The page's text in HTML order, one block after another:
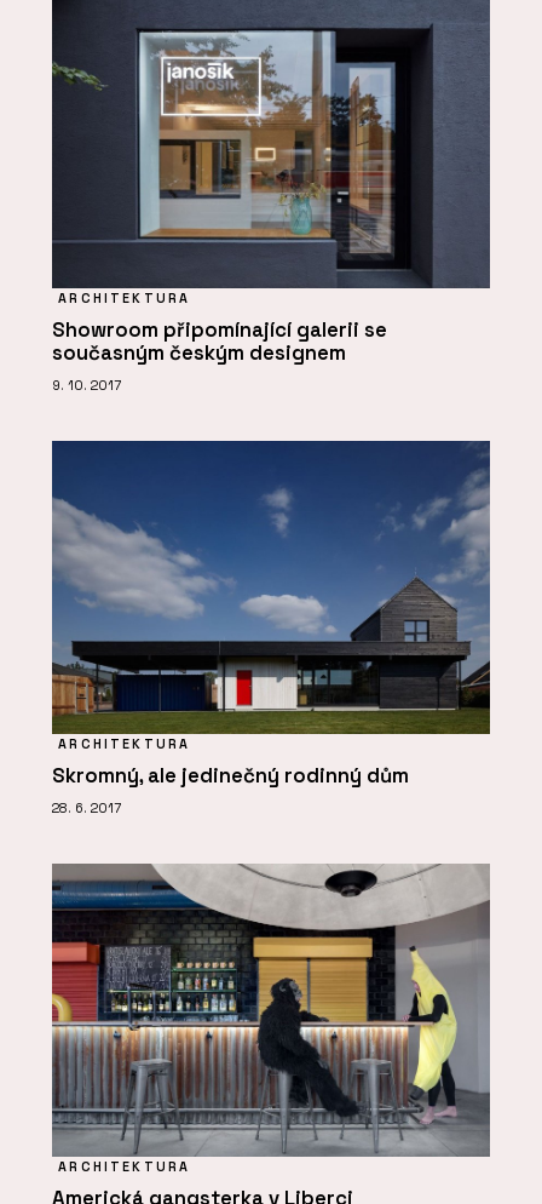
ARCHITEKTURA
Showroom připomínající galerii se
současným českým designem
9. 10. 2017
ARCHITEKTURA
Skromný, ale jedinečný rodinný dům
28. 6. 2017
ARCHITEKTURA
Americká gangsterka v Liberci